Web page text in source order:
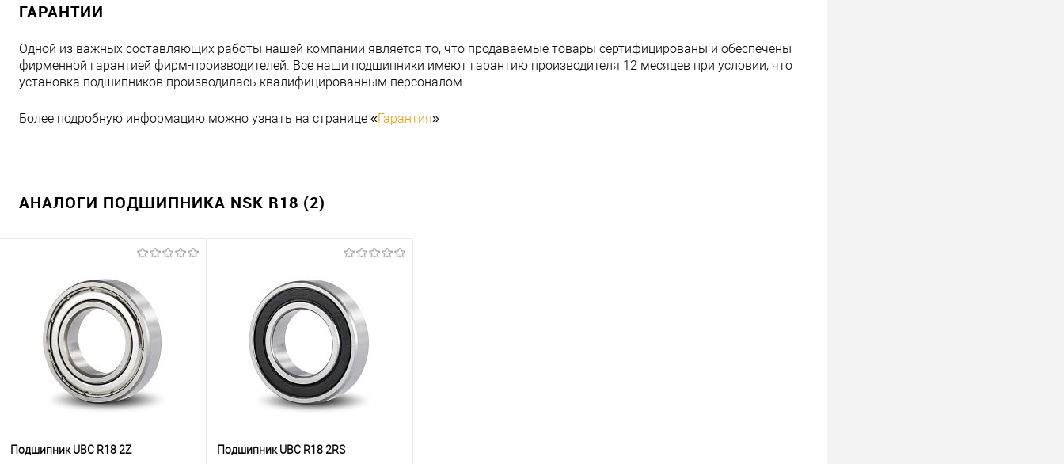
ГАРАНТИИ
Одной из важных составляющих работы нашей компании является то, что продаваемые товары сертифицированы и обеспечены
фирменной гарантией фирм-производителей. Все наши подшипники имеют гарантию производителя 12 месяцев при условии, что
установка подшипников производилась квалифицированным персоналом.
Более подробную информацию можно узнать на странице «Гарантия»
АНАЛОГИ ПОДШИПНИКА NSK R18 (2)
Подшипник UBC R18 2Z Подшипник UBC R18 2RS